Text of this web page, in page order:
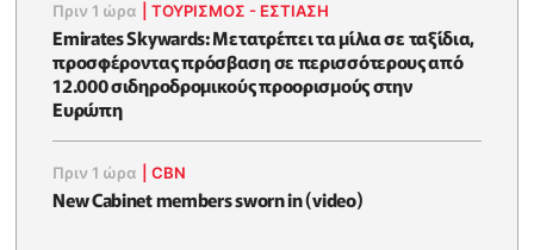
Πριν 1 ώρα |ΤΟΥΡΙΣΜΟΣ - ΕΣΤΙΑΣΗ
Emirates Skywards: Μετατρέπει τα μίλια σε ταξίδια,
προσφέροντας πρόσβαση σε περισσότερους από
12.000 σιδηροδρομικούς προορισμούς στην
Ευρώπη
Πριν 1 ώρα |CBN
New Cabinet members sworn in (video)